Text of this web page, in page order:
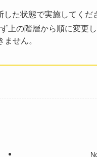
た状態で実施してくだ
上の階層から順に変更
せん。